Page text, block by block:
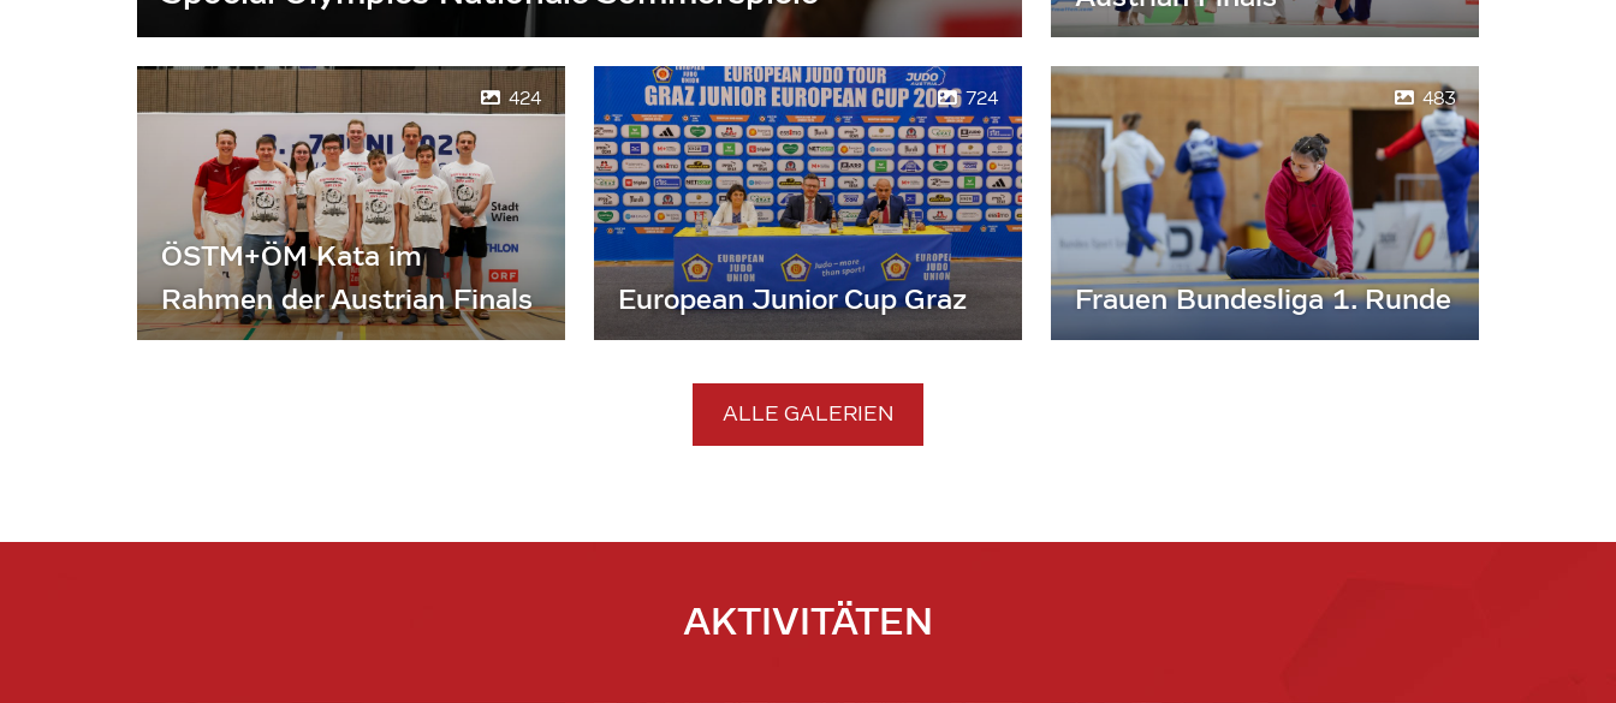
424
ÖSTM+ÖM Kata im
Rahmen der Austrian Finals
724
European Junior Cup Graz
483
Frauen Bundesliga 1. Runde
ALLE GALERIEN
AKTIVITÄTEN